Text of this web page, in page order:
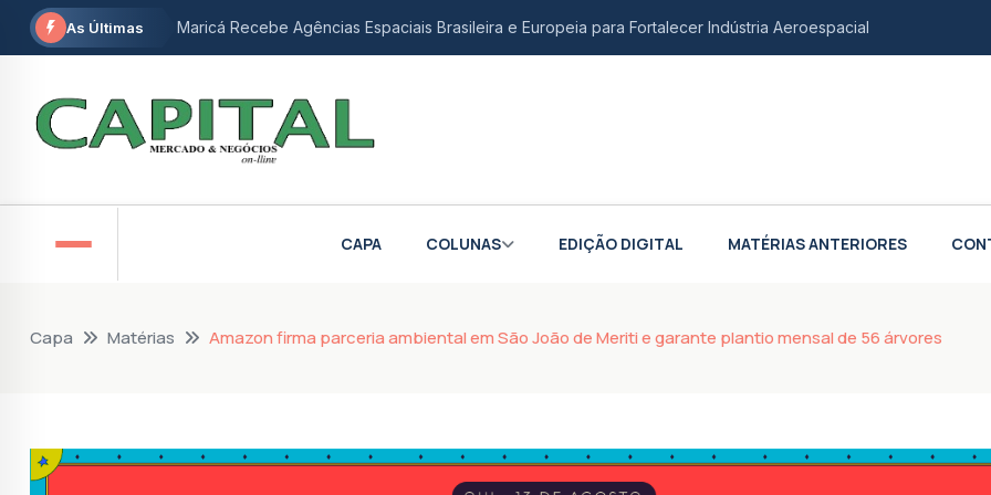
As Últimas Maricá Recebe Agências Espaciais Brasileira e Europeia para Fortalecer Indústria Aeroespacial
Rio de janeiro bate recorde histórico na abertura de empresas no mês de julho
Maricá abre inscrições gratuitas para oficina de audiovisual na Casa da Juventude
STF derruba restrição e garante isenção fiscal na compra de veículos para PCD e autistas
Aumento de etanol na gasolina divide opiniões sobre impacto em carros
AgeRio e BNDES oferecem linhas de crédito de até R$ 3 milhões para empresas do Rio
Reforma tributária: Receita Federal e CGIBS adiam prazos para destaque de IBS e CBS em notas fiscais
CAPA COLUNAS EDIÇÃO DIGITAL MATÉRIAS ANTERIORES
Capa Matérias Amazon firma parceria ambiental em São João de Meriti e garante plantio mensal de 56 árvores